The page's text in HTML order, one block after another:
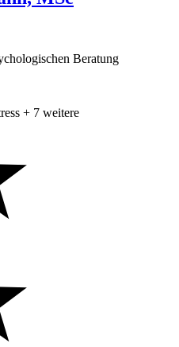
Beratung
+ 7 weitere